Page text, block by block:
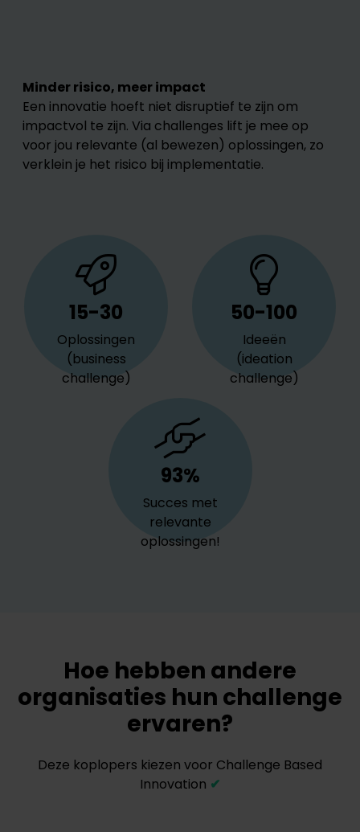
Minder risico, meer impact
Een innovatie hoeft niet disruptief te zijn om
impactvol te zijn. Via challenges lift je mee op
voor jou relevante (al bewezen) oplossingen, zo
verklein je het risico bij implementatie.
15-30
Oplossingen
(business
challenge)
50-100
Ideeën
(ideation
challenge)
93%
Succes met
relevante
oplossingen!
Hoe hebben andere
organisaties hun challenge
ervaren?
Deze koplopers kiezen voor Challenge Based
Innovation ✔